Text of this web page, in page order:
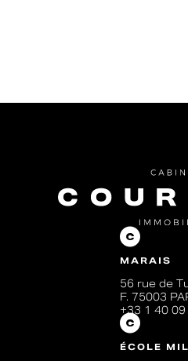
MARAIS
56 rue de
F. 75003
+33 1 40
ÉCOLE